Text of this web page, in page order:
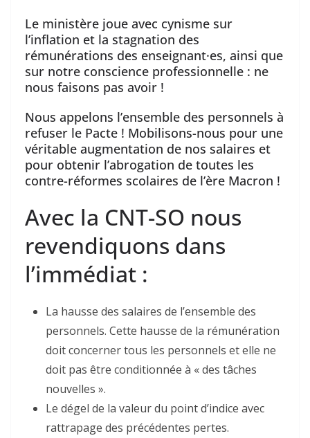
Le ministère joue avec cynisme sur
l’inflation et la stagnation des
rémunérations des enseignant·es, ainsi que
sur notre conscience professionnelle : ne
nous faisons pas avoir !
Nous appelons l’ensemble des personnels à
refuser le Pacte ! Mobilisons-nous pour une
véritable augmentation de nos salaires et
pour obtenir l’abrogation de toutes les
contre-réformes scolaires de l’ère Macron !
Avec la CNT-SO nous
revendiquons dans
l’immédiat :
La hausse des salaires de l’ensemble des
personnels. Cette hausse de la rémunération
doit concerner tous les personnels et elle ne
doit pas être conditionnée à « des tâches
nouvelles ».
Le dégel de la valeur du point d’indice avec
rattrapage des précédentes pertes.